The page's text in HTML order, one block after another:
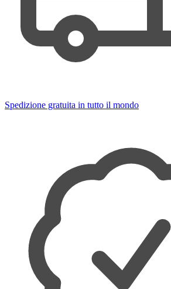
Spedizione gratuita in tutto il mondo